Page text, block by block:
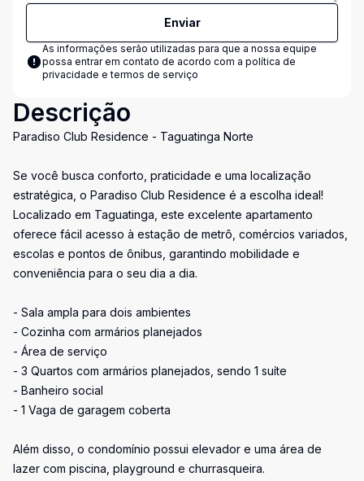
Enviar
As informações serão utilizadas para que a nossa equipe
possa entrar em contato de acordo com a política de
privacidade e termos de serviço
Descrição
Paradiso Club Residence - Taguatinga Norte
Se você busca conforto, praticidade e uma localização
estratégica, o Paradiso Club Residence é a escolha ideal!
Localizado em Taguatinga, este excelente apartamento
oferece fácil acesso à estação de metrô, comércios variados,
escolas e pontos de ônibus, garantindo mobilidade e
conveniência para o seu dia a dia.
- Sala ampla para dois ambientes
- Cozinha com armários planejados
- Área de serviço
- 3 Quartos com armários planejados, sendo 1 suíte
- Banheiro social
- 1 Vaga de garagem coberta
Além disso, o condomínio possui elevador e uma área de
lazer com piscina, playground e churrasqueira.